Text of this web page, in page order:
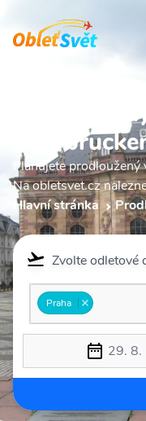
Plánujete
Na obletsvet.cz
Hlavní stránka
Zvolte odletové
Praha
29.